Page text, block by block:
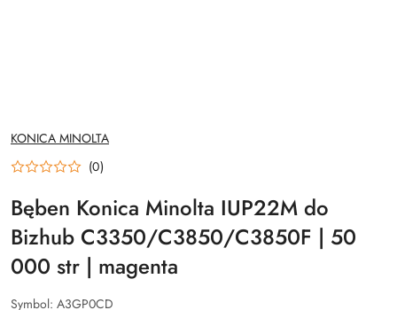
NAZWA
PRODUCENTA:
KONICA MINOLTA
(0)
Bęben Konica Minolta IUP22M do
Bizhub C3350/C3850/C3850F | 50
000 str | magenta
Symbol: A3GP0CD